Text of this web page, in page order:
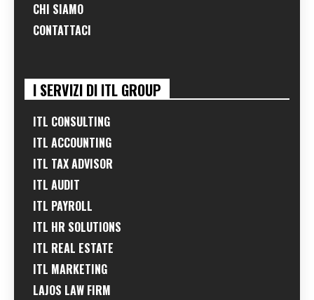
CHI SIAMO
CONTATTACI
I SERVIZI DI ITL GROUP
ITL CONSULTING
ITL ACCOUNTING
ITL TAX ADVISOR
ITL AUDIT
ITL PAYROLL
ITL HR SOLUTIONS
ITL REAL ESTATE
ITL MARKETING
LAJOS LAW FIRM